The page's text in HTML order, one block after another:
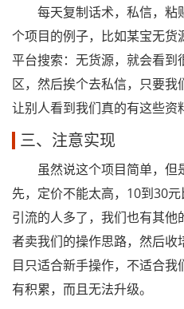
每天复制话术，私信，粘
个项目的例子，比如某宝无
平台搜索：无货源，就会看
区，然后挨个去私信，只要我
让别人看到我们真的有这些资
三、注意实现
虽然说这个项目简单，但
先，定价不能太高，10到30
引流的人多了，我们也有其
者卖我们的操作思路，然后
目只适合新手操作，不适合
有积累，而且无法升级。